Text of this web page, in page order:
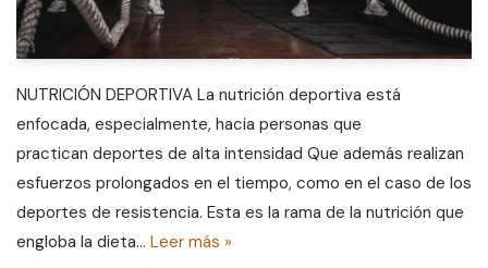
NUTRICIÓN DEPORTIVA La nutrición deportiva está
enfocada, especialmente, hacia personas que
practican deportes de alta intensidad Que además realizan
esfuerzos prolongados en el tiempo, como en el caso de los
deportes de resistencia. Esta es la rama de la nutrición que
engloba la dieta… Leer más »